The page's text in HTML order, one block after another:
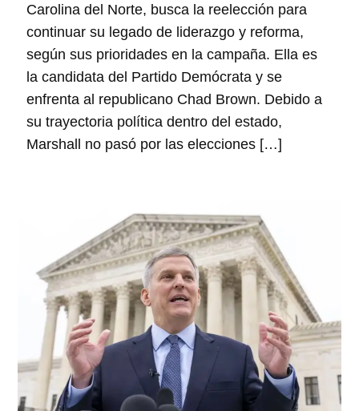
Carolina del Norte, busca la reelección para
continuar su legado de liderazgo y reforma,
según sus prioridades en la campaña. Ella es
la candidata del Partido Demócrata y se
enfrenta al republicano Chad Brown. Debido a
su trayectoria política dentro del estado,
Marshall no pasó por las elecciones […]